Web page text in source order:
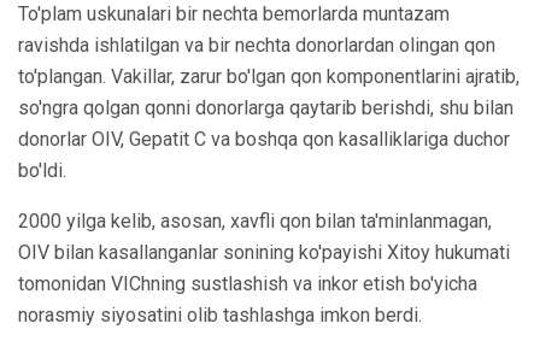
To'plam uskunalari bir nechta bemorlarda muntazam
ravishda ishlatilgan va bir nechta donorlardan olingan qon
to'plangan. Vakillar, zarur bo'lgan qon komponentlarini ajratib,
so'ngra qolgan qonni donorlarga qaytarib berishdi, shu bilan
donorlar OIV, Gepatit C va boshqa qon kasalliklariga duchor
bo'ldi.
2000 yilga kelib, asosan, xavfli qon bilan ta'minlanmagan,
OIV bilan kasallanganlar sonining ko'payishi Xitoy hukumati
tomonidan VIChning sustlashish va inkor etish bo'yicha
norasmiy siyosatini olib tashlashga imkon berdi.